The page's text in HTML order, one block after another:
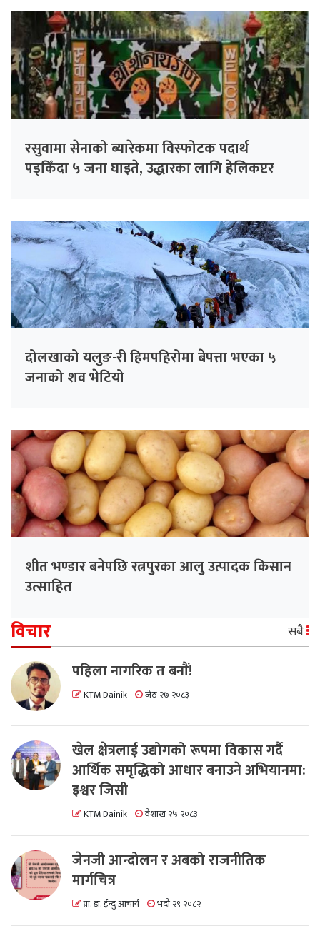
रसुवामा सेनाको ब्यारेकमा विस्फोटक पदार्थ
पड्किँदा ५ जना घाइते, उद्धारका लागि हेलिकप्टर
दोलखाको यलुङ-री हिमपहिरोमा बेपत्ता भएका ५
जनाको शव भेटियो
शीत भण्डार बनेपछि रत्नपुरका आलु उत्पादक किसान
उत्साहित
विचार सबै
पहिला नागरिक त बनाैं!
KTM Dainik जेठ २७ २०८३
खेल क्षेत्रलाई उद्योगको रूपमा विकास गर्दै
आर्थिक समृद्धिको आधार बनाउने अभियानमा:
इश्वर जिसी
KTM Dainik वैशाख २५ २०८३
जेनजी आन्दोलन र अबको राजनीतिक
मार्गचित्र
प्रा. डा. ईन्दु आचार्य भदौ २९ २०८२